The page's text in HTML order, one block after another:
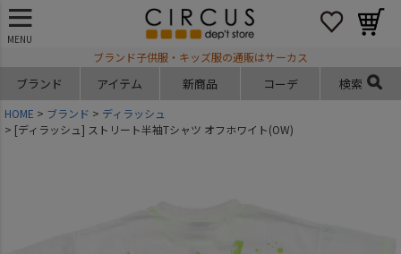
MENU
ブランド子供服・キッズ服の通販はサーカス
ブランド アイテム 新商品 コーデ 検索
HOME ブランド
ディラッシュ
[ディラッシュ] ストリート半袖Tシャツ オフホワイト(OW)